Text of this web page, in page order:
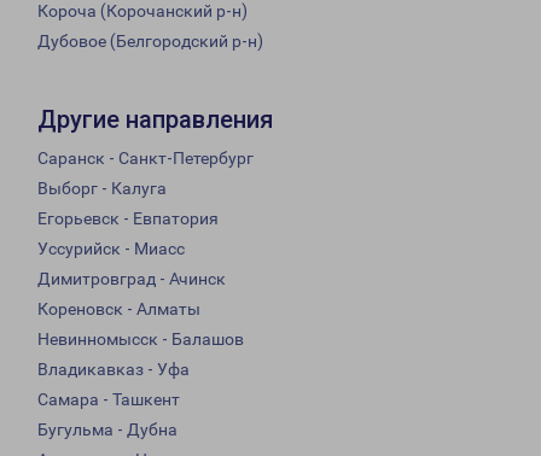
Короча (Корочанский р-н)
Дубовое (Белгородский р-н)
Другие направления
Саранск - Санкт-Петербург
Выборг - Калуга
Егорьевск - Евпатория
Уссурийск - Миасс
Димитровград - Ачинск
Кореновск - Алматы
Невинномысск - Балашов
Владикавказ - Уфа
Самара - Ташкент
Бугульма - Дубна